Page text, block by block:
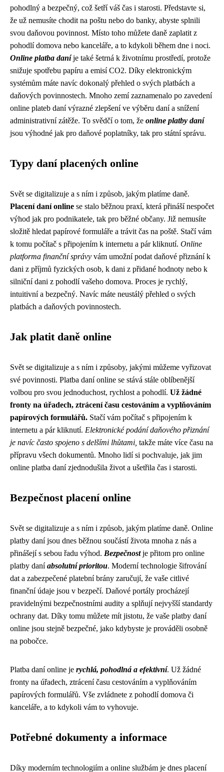
pohodlný a bezpečný, což šetří váš čas i starosti. Představte si,
že už nemusíte chodit na poštu nebo do banky, abyste splnili
svou daňovou povinnost. Místo toho můžete daně zaplatit z
pohodlí domova nebo kanceláře, a to kdykoli během dne i noci.
Online platba daníje také šetrná k životnímu prostředí, protože
snižuje spotřebu papíru a emisí CO2. Díky elektronickým
systémům máte navíc dokonalý přehled o svých platbách a
daňových povinnostech. Mnoho zemí zaznamenalo po zavedení
online plateb daní výrazné zlepšení ve výběru daní a snížení
administrativní zátěže. To svědčí o tom, že online platby daní
jsou výhodné jak pro daňové poplatníky, tak pro státní správu.
Typy daní placených online
Svět se digitalizuje a s ním i způsob, jakým platíme daně.
Placení daní online se stalo běžnou praxí, která přináší nespočet
výhod jak pro podnikatele, tak pro běžné občany. Již nemusíte
složitě hledat papírové formuláře a trávit čas na poště. Stačí vám
k tomu počítač s připojením k internetu a pár kliknutí. Online
platforma finanční správy vám umožní podat daňové přiznání k
dani z příjmů fyzických osob, k dani z přidané hodnoty nebo k
silniční dani z pohodlí vašeho domova. Proces je rychlý,
intuitivní a bezpečný. Navíc máte neustálý přehled o svých
platbách a daňových povinnostech.
Jak platit daně online
Svět se digitalizuje a s ním i způsoby, jakými můžeme vyřizovat
své povinnosti. Platba daní online se stává stále oblíbenější
volbou pro svou jednoduchost, rychlost a pohodlí. Už žádné
fronty na úřadech, ztrácení času cestováním a vyplňováním
papírových formulářů. Stačí vám počítač s připojením k
internetu a pár kliknutí. Elektronické podání daňového přiznání
je navíc často spojeno s delšími lhůtami, takže máte více času na
přípravu všech dokumentů. Mnoho lidí si pochvaluje, jak jim
online platba daní zjednodušila život a ušetřila čas i starosti.
Bezpečnost placení online
Svět se digitalizuje a s ním i způsob, jakým platíme daně. Online
platby daní jsou dnes běžnou součástí života mnoha z nás a
přinášejí s sebou řadu výhod. Bezpečnostje přitom pro online
platby daníabsolutní prioritou. Moderní technologie šifrování
dat a zabezpečené platební brány zaručují, že vaše citlivé
finanční údaje jsou v bezpečí. Daňové portály procházejí
pravidelnými bezpečnostními audity a splňují nejvyšší standardy
ochrany dat. Díky tomu můžete mít jistotu, že vaše platby daní
online jsou stejně bezpečné, jako kdybyste je prováděli osobně
na pobočce.
Platba daní online je rychlá, pohodlná a efektivní. Už žádné
fronty na úřadech, ztrácení času cestováním a vyplňováním
papírových formulářů. Vše zvládnete z pohodlí domova či
kanceláře, a to kdykoli vám to vyhovuje.
Potřebné dokumenty a informace
Díky moderním technologiím a online službám je dnes placení